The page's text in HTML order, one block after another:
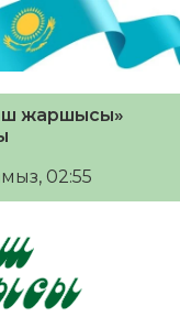
жаршысы»
02:55